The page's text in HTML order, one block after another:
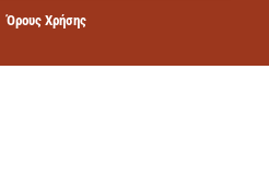
Όρους Χρήσης